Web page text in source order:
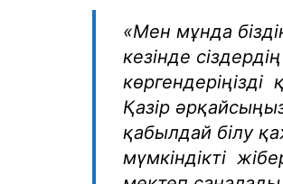
«Мен мұнда
кезінде
көргендеріңізді
Қазір
қабылдай білу
мүмкіндікті